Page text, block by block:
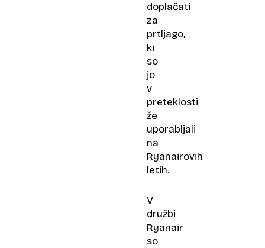
doplačati
za
prtljago,
ki
so
jo
v
preteklosti
že
uporabljali
na
Ryanairovih
letih.
V
družbi
Ryanair
so